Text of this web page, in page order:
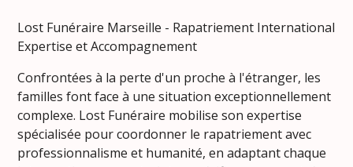
Lost Funéraire Marseille - Rapatriement International
Expertise et Accompagnement
Confrontées à la perte d'un proche à l'étranger, les
familles font face à une situation exceptionnellement
complexe. Lost Funéraire mobilise son expertise
spécialisée pour coordonner le rapatriement avec
professionnalisme et humanité, en adaptant chaque